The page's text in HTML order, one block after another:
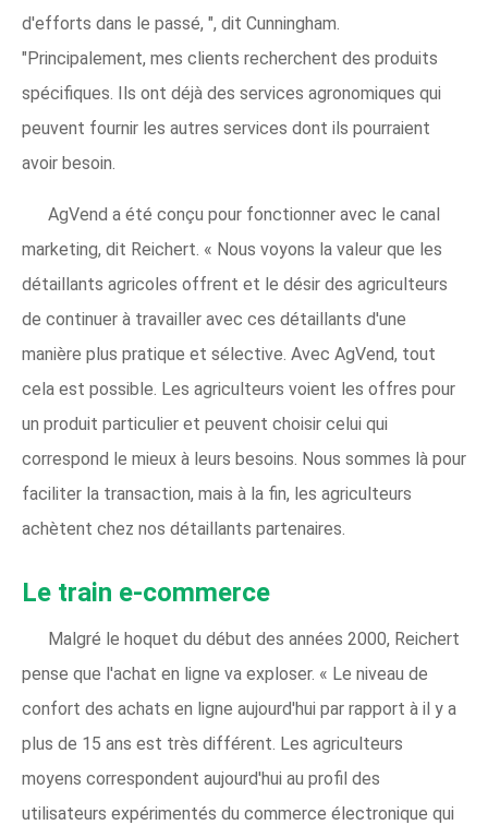
d'efforts dans le passé, ", dit Cunningham.
"Principalement, mes clients recherchent des produits
spécifiques. Ils ont déjà des services agronomiques qui
peuvent fournir les autres services dont ils pourraient
avoir besoin.
AgVend a été conçu pour fonctionner avec le canal
marketing, dit Reichert. « Nous voyons la valeur que les
détaillants agricoles offrent et le désir des agriculteurs
de continuer à travailler avec ces détaillants d'une
manière plus pratique et sélective. Avec AgVend, tout
cela est possible. Les agriculteurs voient les offres pour
un produit particulier et peuvent choisir celui qui
correspond le mieux à leurs besoins. Nous sommes là pour
faciliter la transaction, mais à la fin, les agriculteurs
achètent chez nos détaillants partenaires.
Le train e-commerce
Malgré le hoquet du début des années 2000, Reichert
pense que l'achat en ligne va exploser. « Le niveau de
confort des achats en ligne aujourd'hui par rapport à il y a
plus de 15 ans est très différent. Les agriculteurs
moyens correspondent aujourd'hui au profil des
utilisateurs expérimentés du commerce électronique qui